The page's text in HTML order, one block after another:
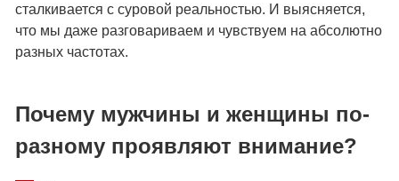
сталкивается с суровой реальностью. И выясняется,
что мы даже разговариваем и чувствуем на абсолютно
разных частотах.
Почему мужчины и женщины по-
разному проявляют внимание?